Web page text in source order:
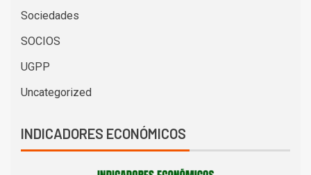
Sociedades
SOCIOS
UGPP
Uncategorized
INDICADORES ECONÓMICOS